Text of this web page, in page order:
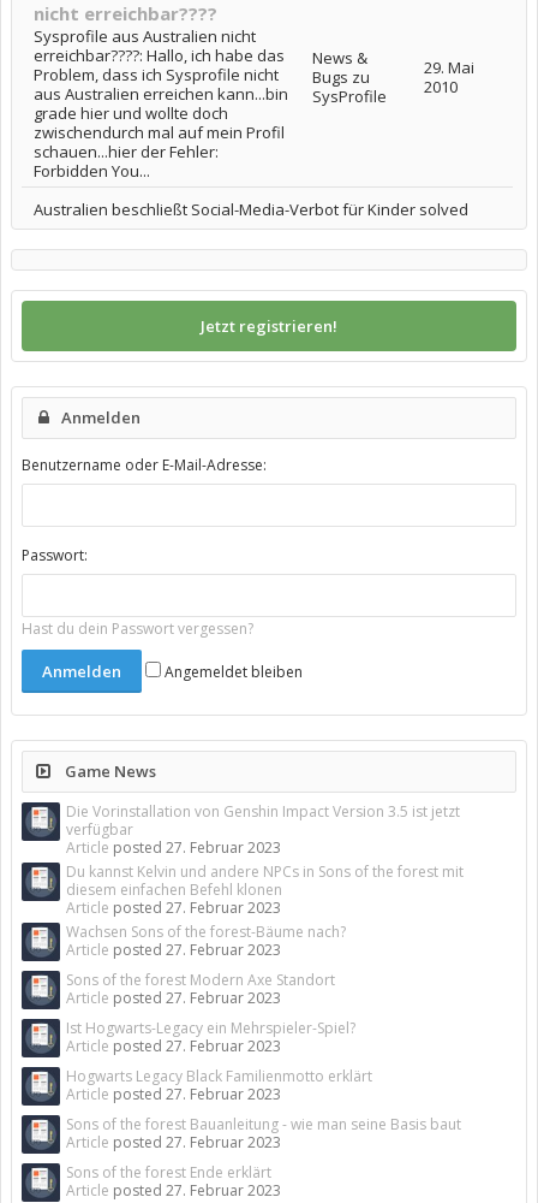
nicht erreichbar????
Sysprofile aus Australien nicht
erreichbar????: Hallo, ich habe das
Problem, dass ich Sysprofile nicht
aus Australien erreichen kann...bin
grade hier und wollte doch
zwischendurch mal auf mein Profil
schauen...hier der Fehler:
Forbidden You...
News &
Bugs zu
SysProfile
29. Mai
2010
Australien beschließt Social-Media-Verbot für Kinder solved
Jetzt registrieren!
Anmelden
Benutzername oder E-Mail-Adresse:
Passwort:
Hast du dein Passwort vergessen?
Angemeldet bleiben
Game News
Die Vorinstallation von Genshin Impact Version 3.5 ist jetzt
verfügbar
Article posted 27. Februar 2023
Du kannst Kelvin und andere NPCs in Sons of the forest mit
diesem einfachen Befehl klonen
Article posted 27. Februar 2023
Wachsen Sons of the forest-Bäume nach?
Article posted 27. Februar 2023
Sons of the forest Modern Axe Standort
Article posted 27. Februar 2023
Ist Hogwarts-Legacy ein Mehrspieler-Spiel?
Article posted 27. Februar 2023
Hogwarts Legacy Black Familienmotto erklärt
Article posted 27. Februar 2023
Sons of the forest Bauanleitung - wie man seine Basis baut
Article posted 27. Februar 2023
Sons of the forest Ende erklärt
Article posted 27. Februar 2023